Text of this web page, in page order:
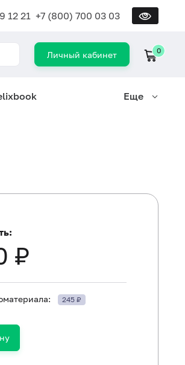
12 21 +7 (800) 700 03 03
Личный кабинет 0
Еще
течение 2-3 часов до
₽
245 ₽